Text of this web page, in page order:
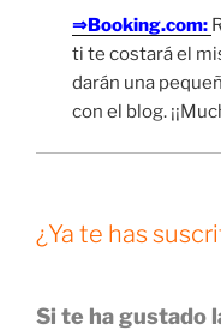
⇒Booking.com:
ti te costará el
darán una
con el blog.
¿Ya te has
Si te ha gustado